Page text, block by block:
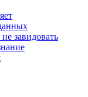
завидовать